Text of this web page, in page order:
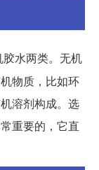
水两类。无机
物质，比如环
溶剂构成。选
重要的，它直